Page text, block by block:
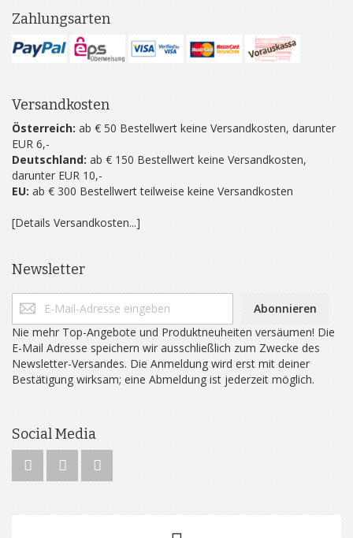
Zahlungsarten
Versandkosten
Österreich: ab € 50 Bestellwert keine Versandkosten, darunter
EUR 6,-
Deutschland: ab € 150 Bestellwert keine Versandkosten,
darunter EUR 10,-
EU: ab € 300 Bestellwert teilweise keine Versandkosten
[Details Versandkosten...]
Newsletter
Abonnieren
Nie mehr Top-Angebote und Produktneuheiten versäumen! Die
E-Mail Adresse speichern wir ausschließlich zum Zwecke des
Newsletter-Versandes. Die Anmeldung wird erst mit deiner
Bestätigung wirksam; eine Abmeldung ist jederzeit möglich.
Social Media